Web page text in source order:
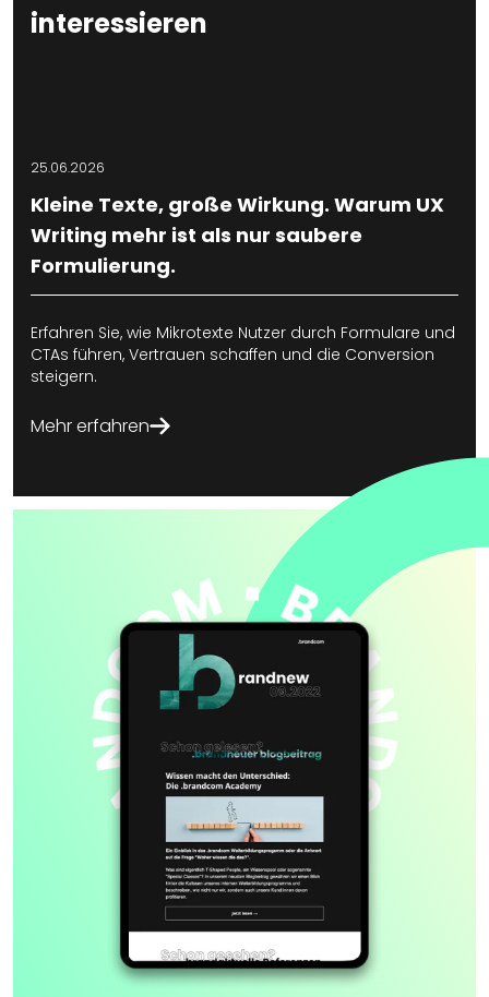
interessieren
25.06.2026
Kleine Texte, große Wirkung. Warum UX
Writing mehr ist als nur saubere
Formulierung.
Erfahren Sie, wie Mikrotexte Nutzer durch Formulare und
CTAs führen, Vertrauen schaffen und die Conversion
steigern.
Mehr erfahren